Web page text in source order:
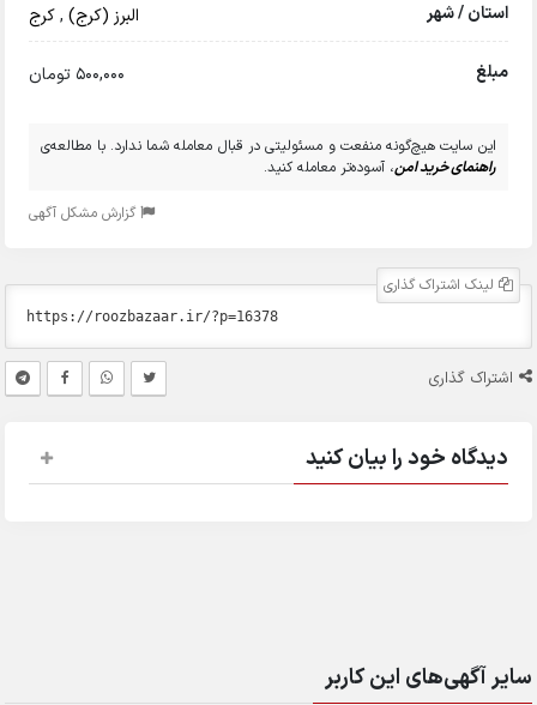
استان / شهر البرز (کرج),کرج
مبلغ 500,000 تومان
این سایت هیچ‌گونه منفعت و مسئولیتی در قبال معامله شما ندارد. با مطالعه‌ی
راهنمای خرید امن، آسوده‌تر معامله کنید.
گزارش مشکل آگهی
لینک اشتراک گذاری
اشتراک گذاری
دیدگاه خود را بیان کنید
سایر آگهی‌های این کاربر